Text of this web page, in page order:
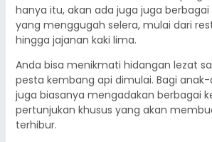
hanya itu, akan ada juga juga berbagai
yang menggugah selera, mulai dari
hingga jajanan kaki lima.
Anda bisa menikmati hidangan lezat
pesta kembang api dimulai. Bagi
juga biasanya mengadakan berbagai
pertunjukan khusus yang akan
terhibur.